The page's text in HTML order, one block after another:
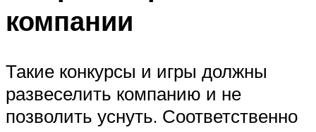
компании
Такие конкурсы и игры должны
развеселить компанию и не
позволить уснуть. Соответственно